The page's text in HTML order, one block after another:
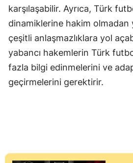
karşılaşabilir. Ayrıca, Türk
dinamiklerine hakim olmadan
çeşitli anlaşmazlıklara yol
yabancı hakemlerin Türk
fazla bilgi edinmelerini ve
geçirmelerini gerektirir.